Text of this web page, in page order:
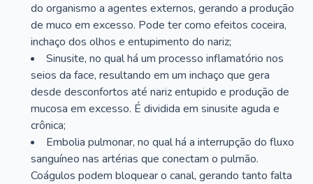
do organismo a agentes externos, gerando a produção
de muco em excesso. Pode ter como efeitos coceira,
inchaço dos olhos e entupimento do nariz;
Sinusite, no qual há um processo inflamatório nos
seios da face, resultando em um inchaço que gera
desde desconfortos até nariz entupido e produção de
mucosa em excesso. É dividida em sinusite aguda e
crônica;
Embolia pulmonar, no qual há a interrupção do fluxo
sanguíneo nas artérias que conectam o pulmão.
Coágulos podem bloquear o canal, gerando tanto falta